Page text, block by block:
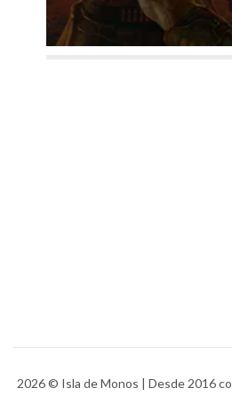
2026© Isla de Monos | Desde 2016